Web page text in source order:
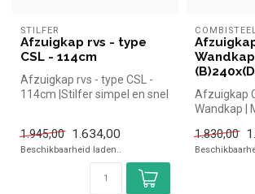
STILFER
Afzuigkap rvs - type
CSL - 114cm
Afzuigkap rvs - type CSL -
114cm |Stilfer simpel en snel
1.945,00
1.634,00
Beschikbaarheid laden..
Afzuigkap
Wandkap |
1.830,00